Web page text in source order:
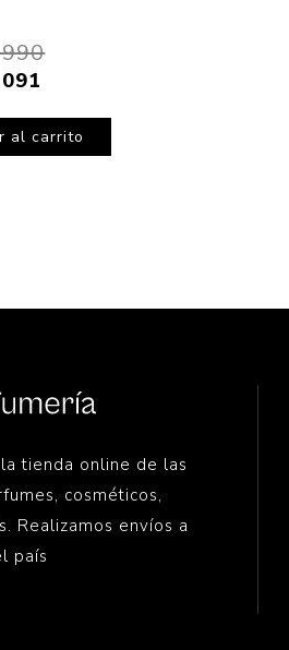
al carrito
tienda online de las
cosméticos,
Realizamos envíos a
país